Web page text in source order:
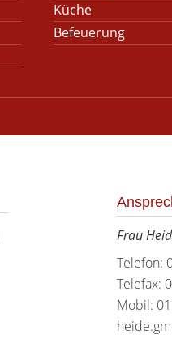
Küche
Befeuerung
Frau
Telefon:
Telefax:
Mobil: